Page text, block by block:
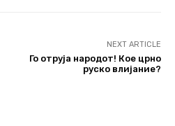
NEXT ARTICLE
Го отруја народот! Кое црно
руско влијание?